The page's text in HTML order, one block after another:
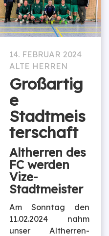
14. FEBRUAR 2024
ALTE HERREN
Großartig
e
Stadtmeis
terschaft
Altherren des
FC werden
Vize-
Stadtmeister
Am Sonntag den
11.02.2024 nahm
unser Altherren-